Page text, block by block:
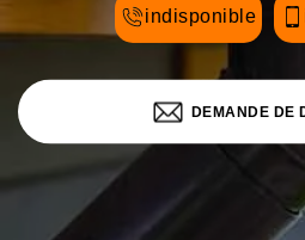
indisponible
DEMANDE DE